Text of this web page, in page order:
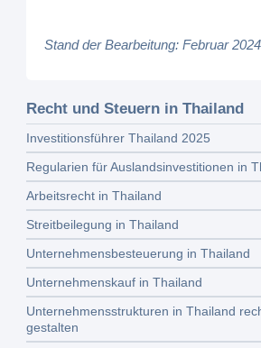
Stand der Bearbeitung: Februar 2024
Recht und Steuern in Thailand
Investitionsführer Thailand 2025
Regularien für Auslandsinvestitionen in
Arbeitsrecht in Thailand
Streitbeilegung in Thailand
Unternehmensbesteuerung in Thailand
Unternehmenskauf in Thailand
Unternehmensstrukturen in Thailand
gestalten